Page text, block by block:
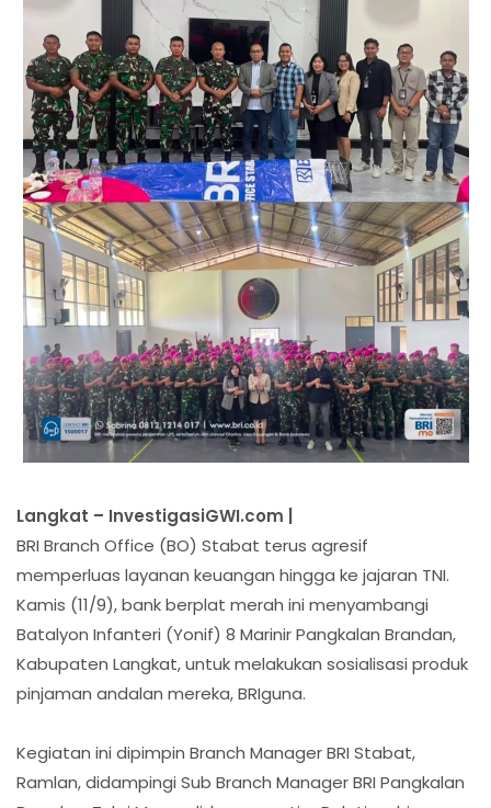
Langkat – InvestigasiGWI.com |
BRI Branch Office (BO) Stabat terus agresif
memperluas layanan keuangan hingga ke jajaran TNI.
Kamis (11/9), bank berplat merah ini menyambangi
Batalyon Infanteri (Yonif) 8 Marinir Pangkalan Brandan,
Kabupaten Langkat, untuk melakukan sosialisasi produk
pinjaman andalan mereka, BRIguna.
Kegiatan ini dipimpin Branch Manager BRI Stabat,
Ramlan, didampingi Sub Branch Manager BRI Pangkalan